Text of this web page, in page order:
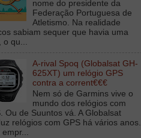
nome do presidente da
Federação Portuguesa de
Atletismo. Na realidade
sabiam sequer que havia uma
o qu...
A-rival Spoq (Globalsat GH-
625XT) um relógio GPS
contra a corrent€€€
Nem só de Garmins vive o
mundo dos relógios com
Ou de Suuntos vá. A Globalsat
relógios com GPS há vários anos.
empr...